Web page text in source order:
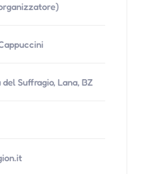
Suffragio, Lana, BZ